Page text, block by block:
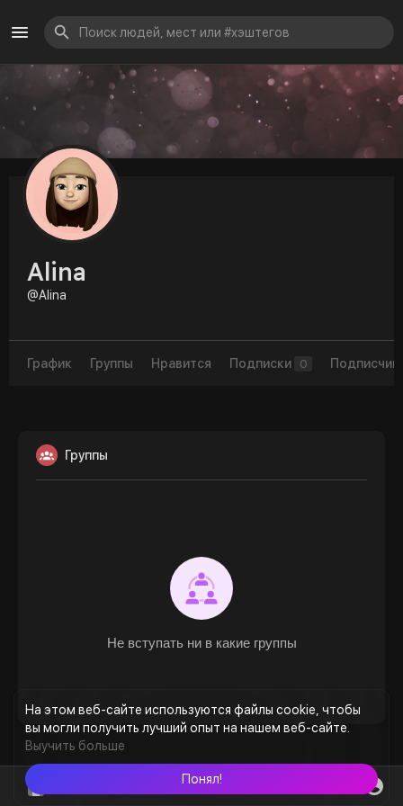
На этом веб-сайте используются файлы cookie, чтобы
вы могли получить лучший опыт на нашем веб-сайте.
Выучить больше
Понял!
Alina
@Alina
График Группы Нравится Подписки 0
Группы
Не вступать ни в какие группы